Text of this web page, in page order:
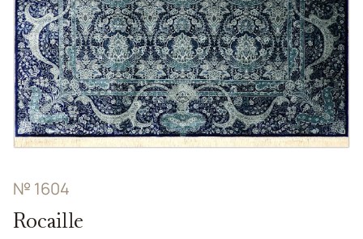
№ 1604
Rocaille